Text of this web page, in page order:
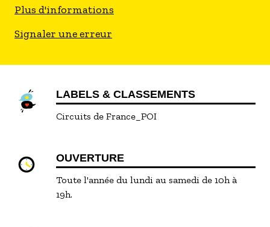
Plus d'informations
Signaler une erreur
LABELS & CLASSEMENTS
Circuits de France_POI
OUVERTURE
Toute l'année du lundi au samedi de 10h à
19h.